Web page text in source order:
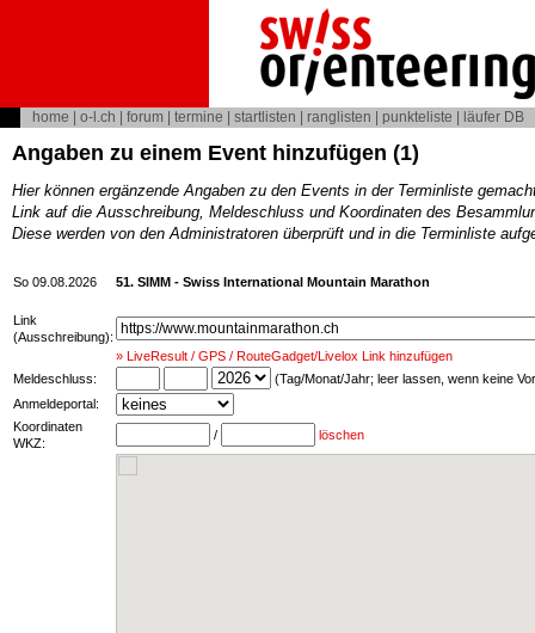
home o-l.ch forum termine startlisten ranglisten punkteliste läufer DB
Angaben zu einem Event hinzufügen (1)
Hier können ergänzende Angaben zu den Events in der Terminliste
Link auf die Ausschreibung, Meldeschluss und Koordinaten des
Diese werden von den Administratoren überprüft und in die Terminliste
So 09.08.2026 51. SIMM - Swiss International Mountain Marathon
Link
(Ausschreibung):
» LiveResult / GPS / RouteGadget/Livelox Link hinzufügen
Meldeschluss:
(Tag/Monat/Jahr; leer lassen, wenn keine
Anmeldeportal:
Koordinaten
WKZ:
/ löschen